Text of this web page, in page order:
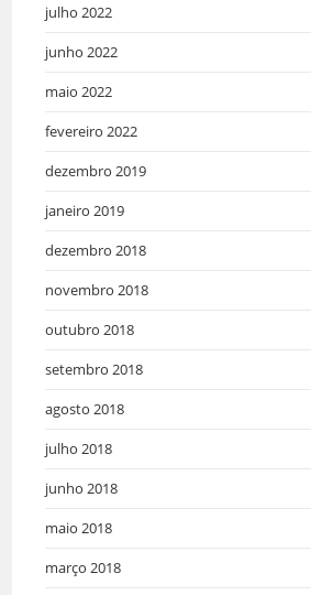
julho 2022
junho 2022
maio 2022
fevereiro 2022
dezembro 2019
janeiro 2019
dezembro 2018
novembro 2018
outubro 2018
setembro 2018
agosto 2018
julho 2018
junho 2018
maio 2018
março 2018